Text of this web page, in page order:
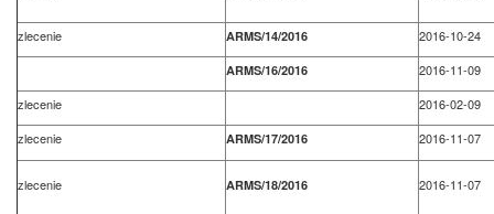
zlecenie ARMS/14/2016 2016-10-24
ARMS/16/2016
2016-11-09
zlecenie
2016-02-09
zlecenie
ARMS/17/2016 2016-11-07
zlecenie ARMS/18/2016 2016-11-07